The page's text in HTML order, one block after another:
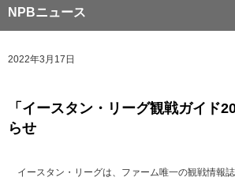
NPBニュース
2022年3月17日
「イースタン・リーグ観戦ガイド
らせ
イースタン・リーグは、ファーム唯一の観戦情報